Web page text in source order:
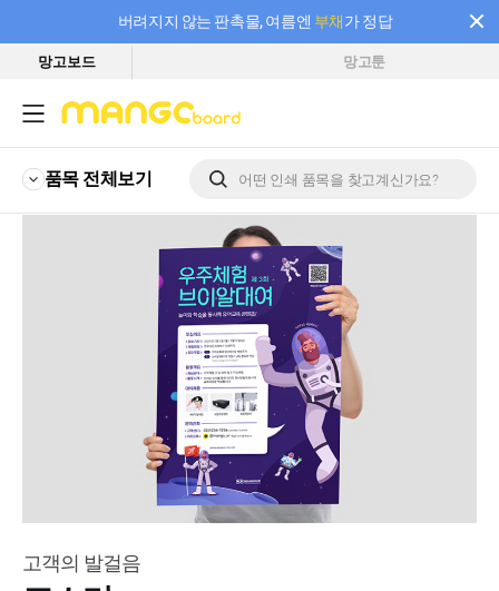
버려지지 않는 판촉물, 여름엔 부채가 정답
필요한 만큼 충전하고 끊김 없이 작업하세요! 새로워진 AI 부스터 요금제
망고보드 망고툰
품목 전체 보기
고객의 발걸음